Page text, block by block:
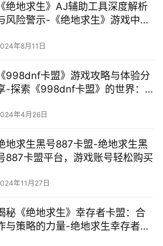
《绝地求生》AJ辅助工具深度解析
风险警示-《绝地求生》游戏中AJ
年8月11日
《998dnf卡盟》游戏攻略与体验分
-探索《998dnf卡盟》的世界：
年4月26日
地求生黑号887卡盟-绝地求生黑
887卡盟平台，游戏账号轻松购买
年11月27日
秘《绝地求生》幸存者卡盟：合
与策略的力量-绝地求生幸存者卡